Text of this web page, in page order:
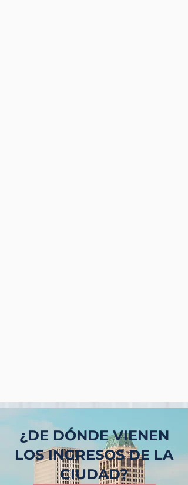
¿DE DÓNDE VIENEN
LOS INGRESOS DE LA
CIUDAD?